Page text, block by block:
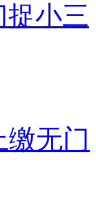
小三
缴无门